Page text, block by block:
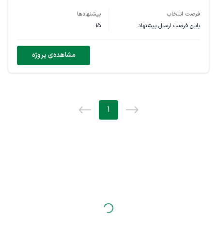
ما به دنبال نیروهای خلاق و با استعداد هستیم.
فرصت انتخاب
پایان فرصت ارسال پیشنهاد
پیشنهادها
15
مشاهده‌ی پروژه
1